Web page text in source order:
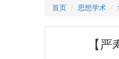
首页 思想学术
【